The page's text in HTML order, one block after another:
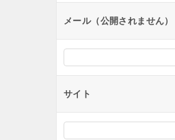
ン
メール（公開されません）
サイト